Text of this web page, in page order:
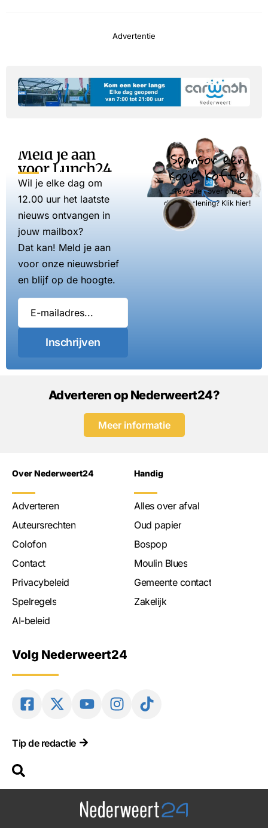
Advertentie
Meld je aan
voor Lunch24
Wil je elke dag om
12.00 uur het laatste
nieuws ontvangen in
jouw mailbox?
Dat kan! Meld je aan
voor onze nieuwsbrief
en blijf op de hoogte.
Inschrijven
Sponsor een
kopje koffie
Tevreden over onze
dienstverlening? Klik hier!
Adverteren op Nederweert24?
Meer informatie
Over Nederweert24
Adverteren
Auteursrechten
Colofon
Contact
Privacybeleid
Spelregels
AI-beleid
Handig
Alles over afval
Oud papier
Bospop
Moulin Blues
Gemeente contact
Zakelijk
Volg Nederweert24
Tip de redactie